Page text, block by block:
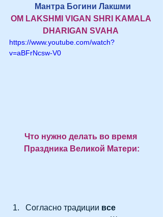
Мантра Богини Лакшми
OM LAKSHMI VIGAN SHRI KAMALA
DHARIGAN SVAHA
https://www.youtube.com/watch?
v=aBFrNcsw-V0
Что нужно делать во время
Праздника Великой Матери:
Согласно традиции все